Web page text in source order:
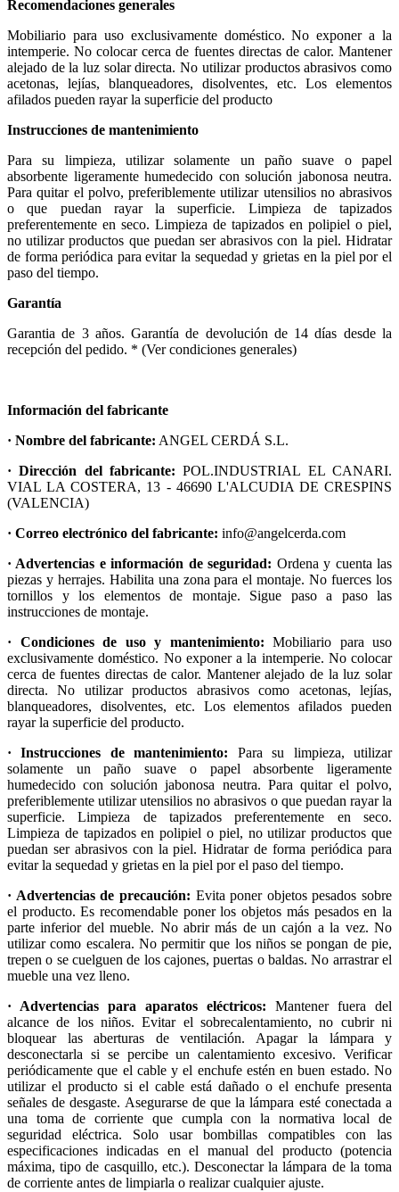
Recomendaciones generales
Mobiliario para uso exclusivamente doméstico. No exponer a la
intemperie. No colocar cerca de fuentes directas de calor. Mantener
alejado de la luz solar directa. No utilizar productos abrasivos como
acetonas, lejías, blanqueadores, disolventes, etc. Los elementos
afilados pueden rayar la superficie del producto
Instrucciones de mantenimiento
Para su limpieza, utilizar solamente un paño suave o papel
absorbente ligeramente humedecido con solución jabonosa neutra.
Para quitar el polvo, preferiblemente utilizar utensilios no abrasivos
o que puedan rayar la superficie. Limpieza de tapizados
preferentemente en seco. Limpieza de tapizados en polipiel o piel,
no utilizar productos que puedan ser abrasivos con la piel. Hidratar
de forma periódica para evitar la sequedad y grietas en la piel por el
paso del tiempo.
Garantía
Garantia de 3 años. Garantía de devolución de 14 días desde la
recepción del pedido. * (Ver condiciones generales)
Información del fabricante
· Nombre del fabricante: ANGEL CERDÁ S.L.
· Dirección del fabricante: POL.INDUSTRIAL EL CANARI.
VIAL LA COSTERA, 13 - 46690 L'ALCUDIA DE CRESPINS
(VALENCIA)
· Correo electrónico del fabricante: info@angelcerda.com
· Advertencias e información de seguridad: Ordena y cuenta las
piezas y herrajes. Habilita una zona para el montaje. No fuerces los
tornillos y los elementos de montaje. Sigue paso a paso las
instrucciones de montaje.
· Condiciones de uso y mantenimiento: Mobiliario para uso
exclusivamente doméstico. No exponer a la intemperie. No colocar
cerca de fuentes directas de calor. Mantener alejado de la luz solar
directa. No utilizar productos abrasivos como acetonas, lejías,
blanqueadores, disolventes, etc. Los elementos afilados pueden
rayar la superficie del producto.
· Instrucciones de mantenimiento: Para su limpieza, utilizar
solamente un paño suave o papel absorbente ligeramente
humedecido con solución jabonosa neutra. Para quitar el polvo,
preferiblemente utilizar utensilios no abrasivos o que puedan rayar la
superficie. Limpieza de tapizados preferentemente en seco.
Limpieza de tapizados en polipiel o piel, no utilizar productos que
puedan ser abrasivos con la piel. Hidratar de forma periódica para
evitar la sequedad y grietas en la piel por el paso del tiempo.
· Advertencias de precaución: Evita poner objetos pesados sobre
el producto. Es recomendable poner los objetos más pesados en la
parte inferior del mueble. No abrir más de un cajón a la vez. No
utilizar como escalera. No permitir que los niños se pongan de pie,
trepen o se cuelguen de los cajones, puertas o baldas. No arrastrar el
mueble una vez lleno.
· Advertencias para aparatos eléctricos: Mantener fuera del
alcance de los niños. Evitar el sobrecalentamiento, no cubrir ni
bloquear las aberturas de ventilación. Apagar la lámpara y
desconectarla si se percibe un calentamiento excesivo. Verificar
periódicamente que el cable y el enchufe estén en buen estado. No
utilizar el producto si el cable está dañado o el enchufe presenta
señales de desgaste. Asegurarse de que la lámpara esté conectada a
una toma de corriente que cumpla con la normativa local de
seguridad eléctrica. Solo usar bombillas compatibles con las
especificaciones indicadas en el manual del producto (potencia
máxima, tipo de casquillo, etc.). Desconectar la lámpara de la toma
de corriente antes de limpiarla o realizar cualquier ajuste.